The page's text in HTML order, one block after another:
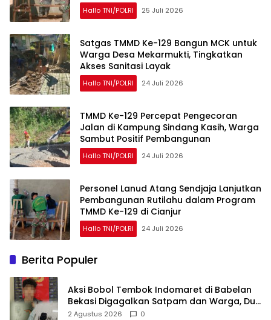
Hallo TNI/POLRI 25 Juli 2026
Satgas TMMD Ke-129 Bangun MCK untuk
Warga Desa Mekarmukti, Tingkatkan
Akses Sanitasi Layak
Hallo TNI/POLRI 24 Juli 2026
TMMD Ke-129 Percepat Pengecoran
Jalan di Kampung Sindang Kasih, Warga
Sambut Positif Pembangunan
Hallo TNI/POLRI 24 Juli 2026
Personel Lanud Atang Sendjaja Lanjutkan
Pembangunan Rutilahu dalam Program
TMMD Ke-129 di Cianjur
Hallo TNI/POLRI 24 Juli 2026
Berita Populer
Aksi Bobol Tembok Indomaret di Babelan
Bekasi Digagalkan Satpam dan Warga, Dua
Pelaku Diamankan
2 Agustus 2026 0